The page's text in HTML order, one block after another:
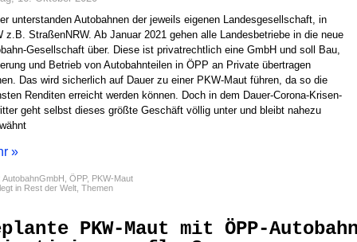
unterstanden Autobahnen der jeweils eigenen Landesgesellschaft, in
z.B. StraßenNRW. Ab Januar 2021 gehen alle Landesbetriebe in die neue
Gesellschaft über. Diese ist privatrechtlich eine GmbH und soll Bau,
und Betrieb von Autobahnteilen in ÖPP an Private übertragen
Das wird sicherlich auf Dauer zu einer PKW-Maut führen, da so die
Renditen erreicht werden können. Doch in dem Dauer-Corona-Krisen-
geht selbst dieses größte Geschäft völlig unter und bleibt nahezu
»
AutobahnGmbH ÖPP, PKW-Maut
in Rest der Welt Themen
PKW-Maut mit ÖPP-